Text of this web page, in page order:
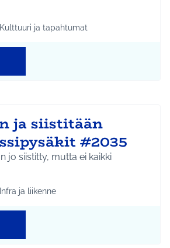
mukaan: Koko Tuusula
tulokset teeman mukaan: Kulttuuri ja
Kulttuuri ja tapahtumat
ja siistitään
#2035
jo siistitty, mutta ei kaikki
mukaan: Koko Tuusula
tulokset teeman mukaan: Infra ja liikenne
Infra ja liikenne